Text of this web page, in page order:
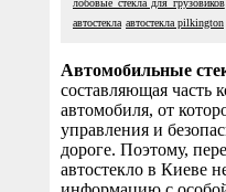
лобовые стекла для грузовиков
автостекла автостекла pilkington
Автомобильные
составляющая часть
автомобиля, от
управления и
дороге. Поэтому,
автостекло в Киеве